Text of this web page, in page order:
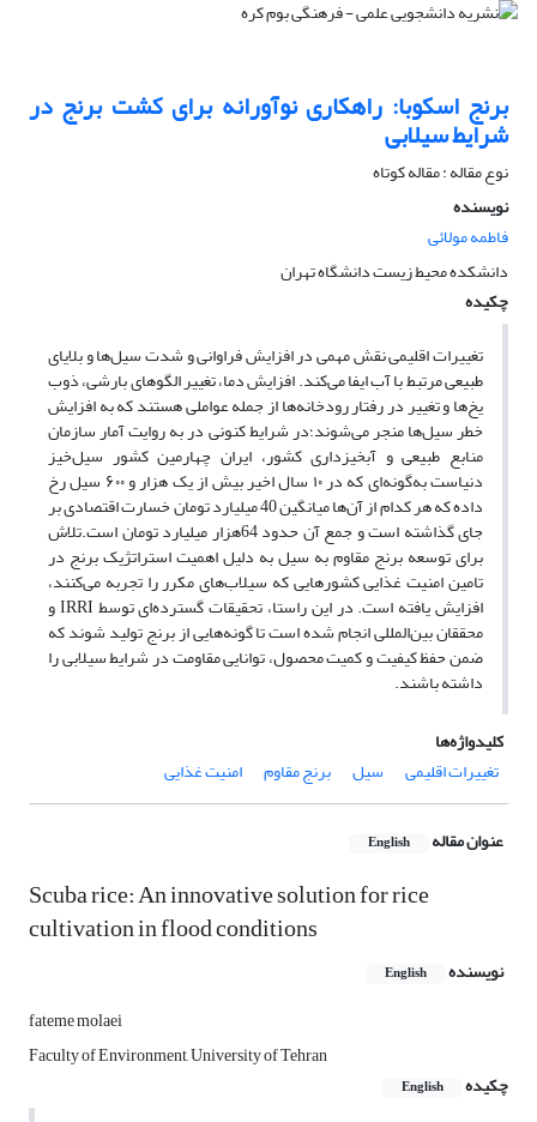
برنج اسکوبا: راهکاری نوآورانه برای کشت برنج در
شرایط سیلابی
نوع مقاله : مقاله کوتاه
نویسنده
فاطمه مولائی
دانشکده محیط زیست دانشگاه تهران
چکیده
تغییرات اقلیمی نقش مهمی در افزایش فراوانی و شدت سیل‌ها و بلایای
طبیعی مرتبط با آب ایفا می‌کند. افزایش دما، تغییر الگوهای بارشی، ذوب
یخ‌ها و تغییر در رفتار رودخانه‌ها از جمله عواملی هستند که به افزایش
خطر سیل‌ها منجر می‌شوند؛در شرایط کنونی در به روایت آمار سازمان
منابع طبیعی و آبخیزداری کشور، ایران چهارمین کشور سیل‌خیز
دنیاست به‌گونه‌ای که در ۱۰ سال اخیر بیش از یک هزار و ۶۰۰ سیل رخ
داده که هر کدام از آن‌ها میانگین 40 میلیارد تومان خسارت اقتصادی بر
جای گذاشته است و جمع آن حدود 64هزار میلیارد تومان است.تلاش
برای توسعه برنج مقاوم به سیل به دلیل اهمیت استراتژیک برنج در
تامین امنیت غذایی کشورهایی که سیلاب‌های مکرر را تجربه می‌کنند،
افزایش یافته است. در این راستا، تحقیقات گسترده‌ای توسط IRRI و
محققان بین‌المللی انجام شده است تا گونه‌هایی از برنج تولید شوند که
ضمن حفظ کیفیت و کمیت محصول، توانایی مقاومت در شرایط سیلابی را
داشته باشند.
کلیدواژه‌ها
تغییرات اقلیمی
سیل برنج مقاوم امنیت غذایی
عنوان مقاله English
Scuba rice: An innovative solution for rice
cultivation in flood conditions
نویسنده English
fateme molaei
Faculty of Environment, University of Tehran
چکیده
English